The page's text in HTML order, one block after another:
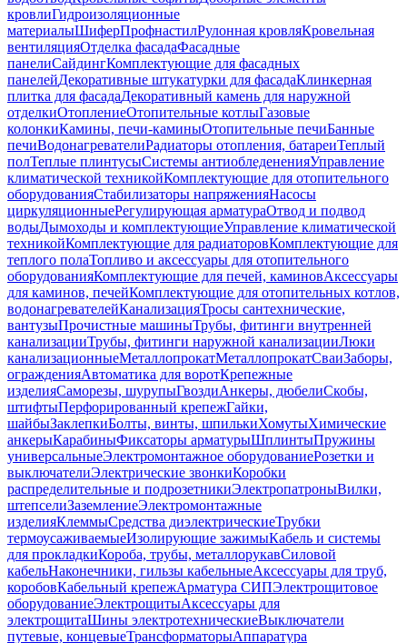
кровлиГидроизоляционные
материалыШиферПрофнастилРулонная кровляКровельная
вентиляцияОтделка фасадаФасадные
панелиСайдингКомплектующие для фасадных
панелейДекоративные штукатурки для фасадаКлинкерная
плитка для фасадаДекоративный камень для наружной
отделкиОтоплениеОтопительные котлыГазовые
колонкиКамины, печи-каминыОтопительные печиБанные
печиВодонагревателиРадиаторы отопления, батареиТеплый
полТеплые плинтусыСистемы антиобледененияУправление
климатической техникойКомплектующие для отопительного
оборудованияСтабилизаторы напряженияНасосы
циркуляционныеРегулирующая арматураОтвод и подвод
водыДымоходы и комплектующиеУправление климатической
техникойКомплектующие для радиаторовКомплектующие для
теплого полаТопливо и аксессуары для отопительного
оборудованияКомплектующие для печей, каминовАксессуары
для каминов, печейКомплектующие для отопительных котлов,
водонагревателейКанализацияТросы сантехнические,
вантузыПрочистные машиныТрубы, фитинги внутренней
канализацииТрубы, фитинги наружной канализацииЛюки
канализационныеМеталлопрокатМеталлопрокатСваиЗаборы,
огражденияАвтоматика для воротКрепежные
изделияСаморезы, шурупыГвоздиАнкеры, дюбелиСкобы,
штифтыПерфорированный крепежГайки,
шайбыЗаклепкиБолты, винты, шпилькиХомутыХимические
анкерыКарабиныФиксаторы арматурыШплинтыПружины
универсальныеЭлектромонтажное оборудованиеРозетки и
выключателиЭлектрические звонкиКоробки
распределительные и подрозетникиЭлектропатроныВилки,
штепселиЗаземлениеЭлектромонтажные
изделияКлеммыСредства диэлектрическиеТрубки
термоусаживаемыеИзолирующие зажимыКабель и системы
для прокладкиКороба, трубы, металлорукавСиловой
кабельНаконечники, гильзы кабельныеАксессуары для труб,
коробовКабельный крепежАрматура СИПЭлектрощитовое
оборудованиеЭлектрощитыАксессуары для
электрощитаШины электротехническиеВыключатели
путевые, концевыеТрансформаторыАппаратура